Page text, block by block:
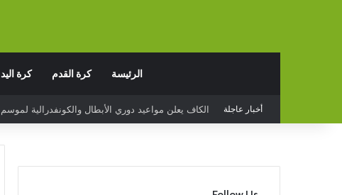
الرئيسة كرة القدم كرة اليد
أخبار عاجلة البدع يخسر أمام قيصري سبور التركي وديا